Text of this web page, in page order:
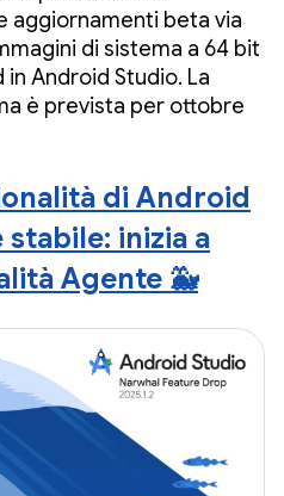
aggiornamenti beta via
di sistema a 64 bit
Android Studio. La
è prevista per ottobre
di Android
inizia a
Agente 🐳